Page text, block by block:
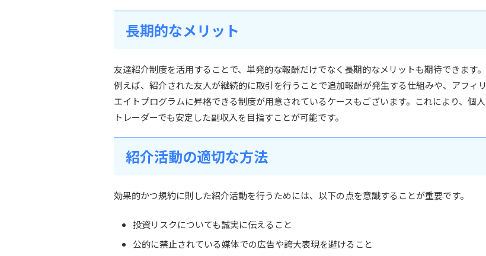
長期的なメリット
友達紹介制度を活用することで、単発的な報酬だけでなく長期的なメリットも期待できます。
例えば、紹介された友人が継続的に取引を行うことで追加報酬が発生する仕組みや、アフィリ
エイトプログラムに昇格できる制度が用意されているケースもございます。これにより、個人
トレーダーでも安定した副収入を目指すことが可能です。
紹介活動の適切な方法
効果的かつ規約に則した紹介活動を行うためには、以下の点を意識することが重要です。
投資リスクについても誠実に伝えること
公的に禁止されている媒体での広告や誇大表現を避けること